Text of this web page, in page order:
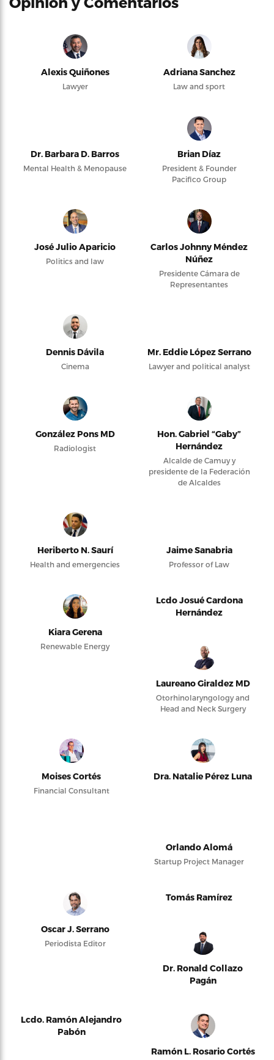
Alexis Quiñones
Lawyer
Adriana Sanchez
Law and sport
Dr. Barbara D. Barros
Mental Health & Menopause
Brian Díaz
President & Founder
Pacifico Group
José Julio Aparicio
Politics and law
Carlos Johnny Méndez
Núñez
Presidente Cámara de
Representantes
Dennis Dávila
Cinema
Mr. Eddie López Serrano
Lawyer and political analyst
González Pons MD
Radiologist
Hon. Gabriel “Gaby”
Hernández
Alcalde de Camuy y
presidente de la Federación
de Alcaldes
Heriberto N. Saurí
Health and emergencies
Jaime Sanabria
Professor of Law
Kiara Gerena
Renewable Energy
Lcdo Josué Cardona
Hernández
Laureano Giraldez MD
Otorhinolaryngology and
Head and Neck Surgery
Moises Cortés
Financial Consultant
Dra. Natalie Pérez Luna
Orlando Alomá
Startup Project Manager
Oscar J. Serrano
Periodista Editor
Tomás Ramírez
Dr. Ronald Collazo
Pagán
Lcdo. Ramón Alejandro
Pabón
Ramón L. Rosario Cortés